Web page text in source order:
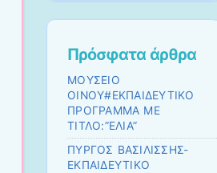
Πρόσφατα άρθρα
ΜΟΥΣΕΙΟ
ΟΙΝΟΥ#ΕΚΠΑΙΔΕΥΤΙΚΟ
ΠΡΟΓΡΑΜΜΑ ΜΕ
ΤΙΤΛΟ:”ΕΛΙΑ”
ΠΥΡΓΟΣ ΒΑΣΙΛΙΣΣΗΣ-
ΕΚΠΑΙΔΕΥΤΙΚΟ